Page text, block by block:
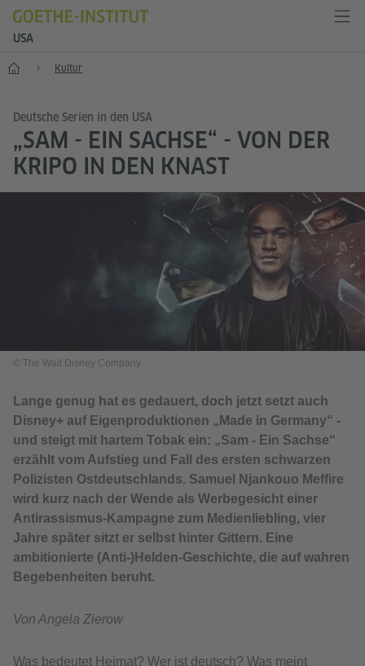
USA
Start Kultur
Deutsche Serien in den USA
„SAM - EIN SACHSE“ - VON DER
KRIPO IN DEN KNAST
© The Walt Disney Company
Lange genug hat es gedauert, doch jetzt setzt auch
Disney+ auf Eigenproduktionen „Made in Germany“ -
und steigt mit hartem Tobak ein: „Sam - Ein Sachse“
erzählt vom Aufstieg und Fall des ersten schwarzen
Polizisten Ostdeutschlands. Samuel Njankouo Meffire
wird kurz nach der Wende als Werbegesicht einer
Antirassismus-Kampagne zum Medienliebling, vier
Jahre später sitzt er selbst hinter Gittern. Eine
ambitionierte (Anti-)Helden-Geschichte, die auf wahren
Begebenheiten beruht.
Von Angela Zierow
Was bedeutet Heimat? Wer ist deutsch? Was meint